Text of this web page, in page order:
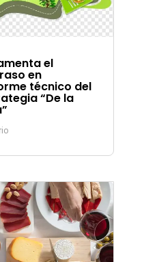
el
en
técnico del
“De la